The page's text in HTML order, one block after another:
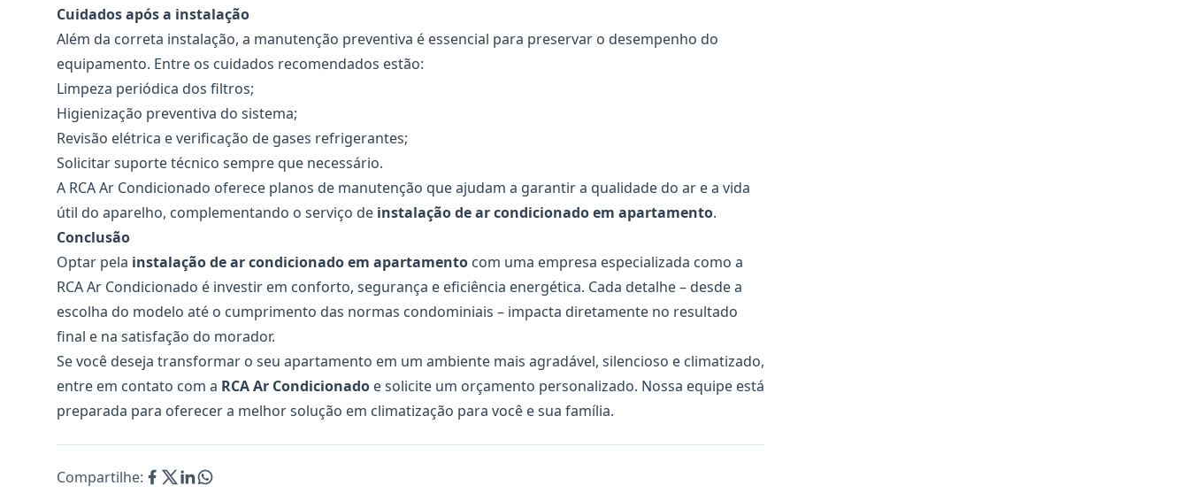
Cuidados após a instalação
Além da correta instalação, a manutenção preventiva é essencial para preservar o desempenho do
equipamento. Entre os cuidados recomendados estão:
Limpeza periódica dos filtros;
Higienização preventiva do sistema;
Revisão elétrica e verificação de gases refrigerantes;
Solicitar suporte técnico sempre que necessário.
A RCA Ar Condicionado oferece planos de manutenção que ajudam a garantir a qualidade do ar e a vida
útil do aparelho, complementando o serviço de instalação de ar condicionado em apartamento.
Conclusão
Optar pela instalação de ar condicionado em apartamento com uma empresa especializada como a
RCA Ar Condicionado é investir em conforto, segurança e eficiência energética. Cada detalhe – desde a
escolha do modelo até o cumprimento das normas condominiais – impacta diretamente no resultado
final e na satisfação do morador.
Se você deseja transformar o seu apartamento em um ambiente mais agradável, silencioso e climatizado,
entre em contato com a RCA Ar Condicionado e solicite um orçamento personalizado. Nossa equipe está
preparada para oferecer a melhor solução em climatização para você e sua família.
Compartilhe: